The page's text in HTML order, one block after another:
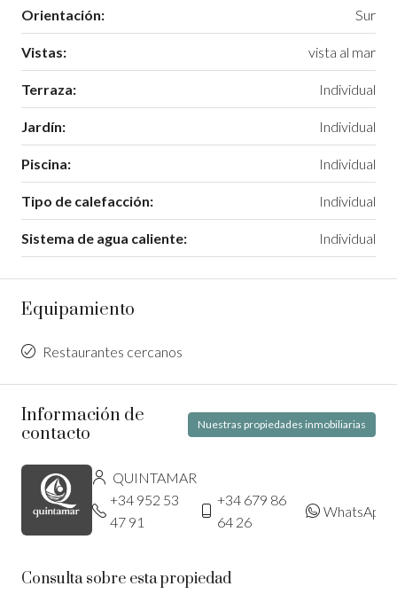
Orientación: Sur
Vistas: vista al mar
Terraza: Individual
Jardín: Individual
Piscina: Individual
Tipo de calefacción: Individual
Sistema de agua caliente: Individual
Equipamiento
Restaurantes cercanos
Información de
contacto
Nuestras propiedades inmobiliarias
QUINTAMAR
+34 952 53
47 91
+34 679 86
64 26
WhatsApp
Consulta sobre esta propiedad